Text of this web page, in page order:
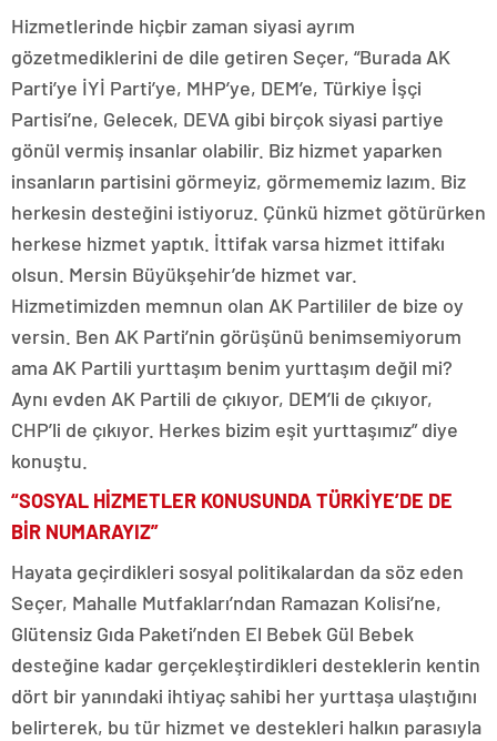
Hizmetlerinde hiçbir zaman siyasi ayrım
gözetmediklerini de dile getiren Seçer, “Burada AK
Parti’ye İYİ Parti’ye, MHP’ye, DEM’e, Türkiye İşçi
Partisi’ne, Gelecek, DEVA gibi birçok siyasi partiye
gönül vermiş insanlar olabilir. Biz hizmet yaparken
insanların partisini görmeyiz, görmememiz lazım. Biz
herkesin desteğini istiyoruz. Çünkü hizmet götürürken
herkese hizmet yaptık. İttifak varsa hizmet ittifakı
olsun. Mersin Büyükşehir’de hizmet var.
Hizmetimizden memnun olan AK Partililer de bize oy
versin. Ben AK Parti’nin görüşünü benimsemiyorum
ama AK Partili yurttaşım benim yurttaşım değil mi?
Aynı evden AK Partili de çıkıyor, DEM’li de çıkıyor,
CHP’li de çıkıyor. Herkes bizim eşit yurttaşımız” diye
konuştu.
“SOSYAL HİZMETLER KONUSUNDA TÜRKİYE’DE DE
BİR NUMARAYIZ”
Hayata geçirdikleri sosyal politikalardan da söz eden
Seçer, Mahalle Mutfakları’ndan Ramazan Kolisi’ne,
Glütensiz Gıda Paketi’nden El Bebek Gül Bebek
desteğine kadar gerçekleştirdikleri desteklerin kentin
dört bir yanındaki ihtiyaç sahibi her yurttaşa ulaştığını
belirterek, bu tür hizmet ve destekleri halkın parasıyla